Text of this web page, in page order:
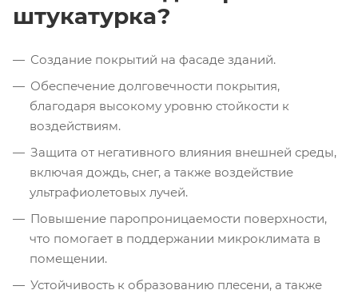
штукатурка?
Создание покрытий на фасаде зданий.
Обеспечение долговечности покрытия,
благодаря высокому уровню стойкости к
воздействиям.
Защита от негативного влияния внешней среды,
включая дождь, снег, а также воздействие
ультрафиолетовых лучей.
Повышение паропроницаемости поверхности,
что помогает в поддержании микроклимата в
помещении.
Устойчивость к образованию плесени, а также